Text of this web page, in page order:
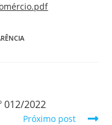
012/2022
Próximo post